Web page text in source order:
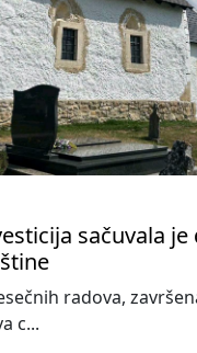
sačuvala
radova,
c...